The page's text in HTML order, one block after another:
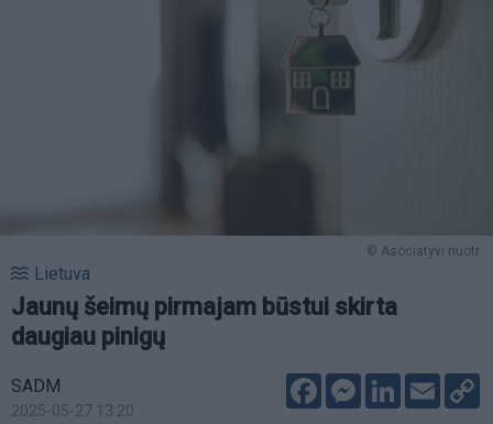
© Asociatyvi nuotr.
Lietuva
Jaunų šeimų pirmajam būstui skirta
daugiau pinigų
SADM
2025-05-27 13:20
FacebookMessenger
LinkedIn
Email